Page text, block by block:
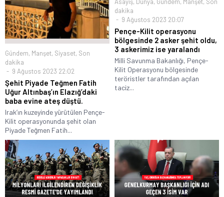
Gündem, Manşet, Siyaset, Son
dakika
9 Ağustos 2023 22:02
Şehit Piyade Teğmen Fatih
Uğur Altınbaş’ın Elazığ’daki
baba evine ateş düştü.
Irak’ın kuzeyinde yürütülen Pençe-
Kilit operasyonunda şehit olan
Piyade Teğmen Fatih...
dakika
9 Ağustos 2023 20:07
Pençe-Kilit operasyonu
bölgesinde 2 asker şehit oldu,
3 askerimiz ise yaralandı
Milli Savunma Bakanlığı, Pençe-
Kilit Operasyonu bölgesinde
teröristler tarafından açılan
taciz...